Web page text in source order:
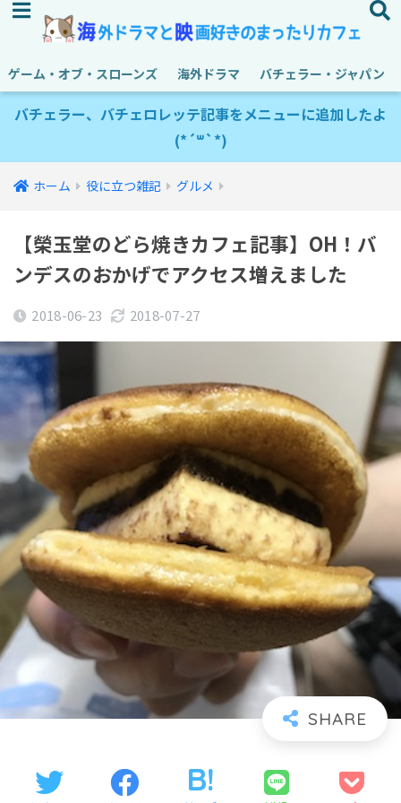
ゲーム・オブ・スローンズ 海外ドラマ バチェラー・ジャパン
バチェラー、バチェロレッテ記事をメニューに追加したよ
(*´꒳`*)
ホーム 役に立つ雑記 グルメ
【榮玉堂のどら焼きカフェ記事】OH！バ
ンデスのおかげでアクセス増えました
2018-06-23 2018-07-27